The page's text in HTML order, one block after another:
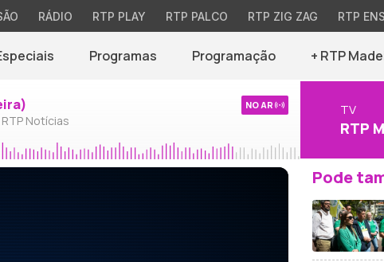
RÁDIO RTP PLAY RTP PALCO RTP ZIG ZAG RTP
Programas Programação + RTP
Notícias
NO AR TV
RTP
Pode